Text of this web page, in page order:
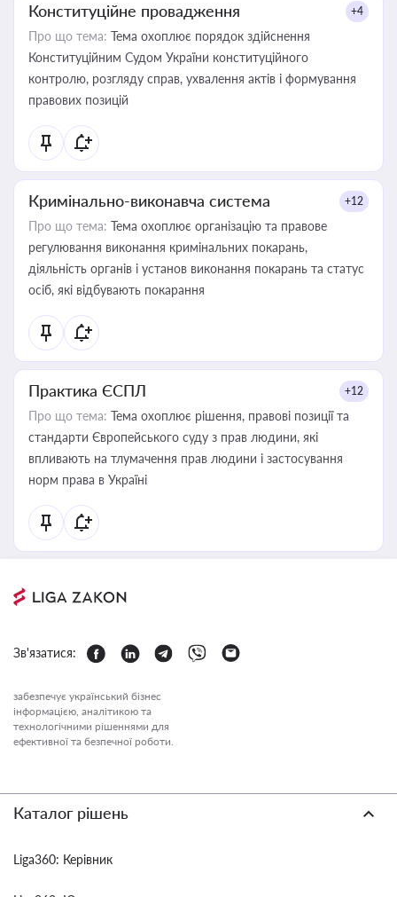
Конституційне провадження +4
Про що тема: Тема охоплює порядок здійснення
Конституційним Судом України конституційного
контролю, розгляду справ, ухвалення актів і формування
правових позицій
Кримінально-виконавча система +12
Про що тема: Тема охоплює організацію та правове
регулювання виконання кримінальних покарань,
діяльність органів і установ виконання покарань та статус
осіб, які відбувають покарання
Практика ЄСПЛ +12
Про що тема: Тема охоплює рішення, правові позиції та
стандарти Європейського суду з прав людини, які
впливають на тлумачення прав людини і застосування
норм права в Україні
Зв'язатися:
забезпечує український бізнес
інформацією, аналітикою та
технологічними рішеннями для
ефективної та безпечної роботи.
Каталог рішень
Liga360: Керівник